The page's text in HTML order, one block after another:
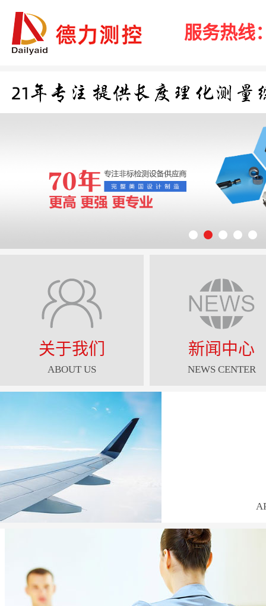
服务热线
关于我们
ABOUT US
新闻中心
NEWS CENTER